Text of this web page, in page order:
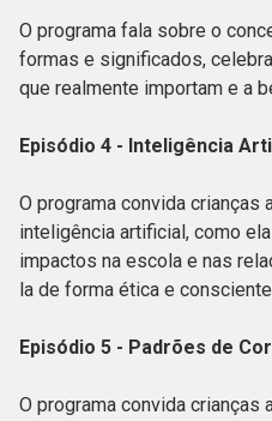
O programa fala sobre o
formas e significados,
que realmente importam e a
Episódio 4 - Inteligência
O programa convida crianças
inteligência artificial, como
impactos na escola e nas
la de forma ética e
Episódio 5 - Padrões de
O programa convida